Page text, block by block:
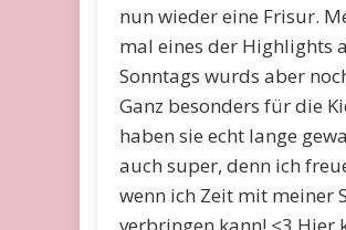
nun wieder eine Frisur.
mal eines der Highlights
Sonntags wurds aber
Ganz besonders für die
haben sie echt lange
auch super, denn ich
wenn ich Zeit mit meiner
verbringen kann! <3 Hier